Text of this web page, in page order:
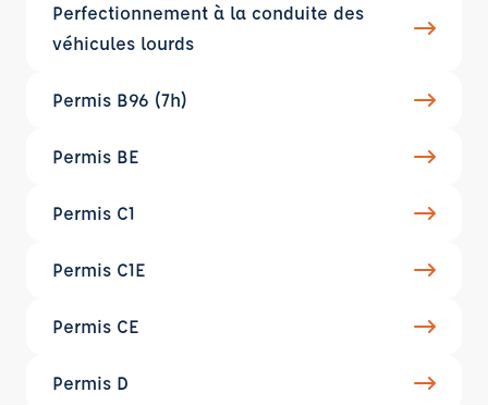
Perfectionnement à la conduite des
véhicules lourds
Permis B96 (7h)
Permis BE
Permis C1
Permis C1E
Permis CE
Permis D